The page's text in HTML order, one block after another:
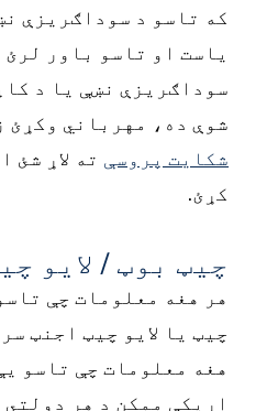
که تاسو د سوداګریزې
یاست او تاسو باور لرئ
سوداګریزې نښې یا د
شوې ده، مهرباني وکړئ
شکایت پروسې ته لاړ شئ
کړئ.
چیټ بوټ / لایو
هر هغه معلومات چې
چیټ یا لایو چیټ اجنټ
هغه معلومات چې تاسو
اړیکې ممکن د هر